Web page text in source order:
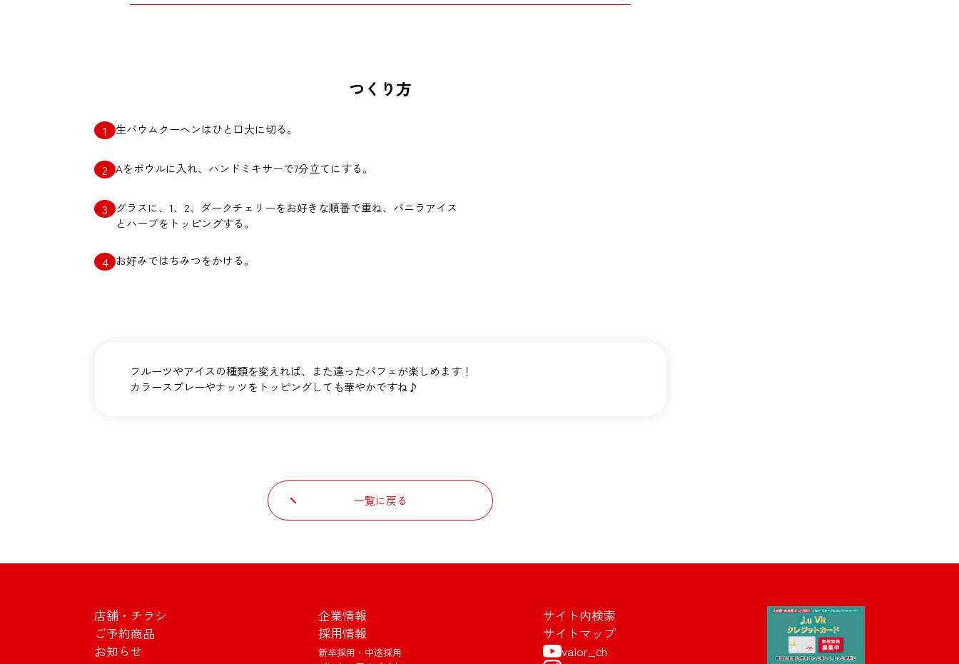
つくり方
生バウムクーヘンはひと口大に切る。
Aをボウルに入れ、ハンドミキサーで7分立てにする。
グラスに、1、2、ダークチェリーをお好きな順番で重ね、バニラアイス
とハーブをトッピングする。
お好みではちみつをかける。
フルーツやアイスの種類を変えれば、また違ったパフェが楽しめます！
カラースプレーやナッツをトッピングしても華やかですね♪
一覧に戻る
店舗・チラシ
ご予約商品
お知らせ
企業情報
採用情報
新卒採用・中途採用
サイト内検索
サイトマップ
valor_ch